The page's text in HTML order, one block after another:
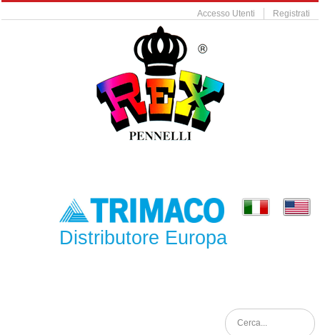
Accesso Utenti Registrati
Distributore Europa